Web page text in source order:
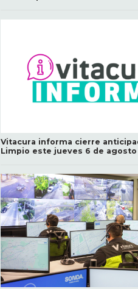
Vitacura informa cierre
Limpio este jueves 6 de agosto